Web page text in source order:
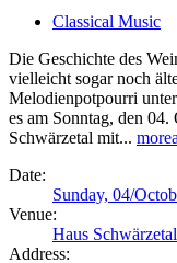
Classical Music
Die Geschichte des
vielleicht sogar noch
Melodienpotpourri
es am Sonntag, den
Schwärzetal mit... more
Date:
Sunday, 04/
Venue:
Haus
Address: